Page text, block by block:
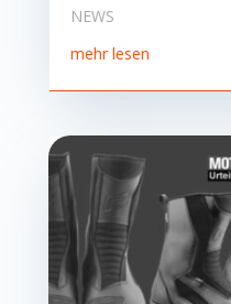
NEWS
mehr lesen